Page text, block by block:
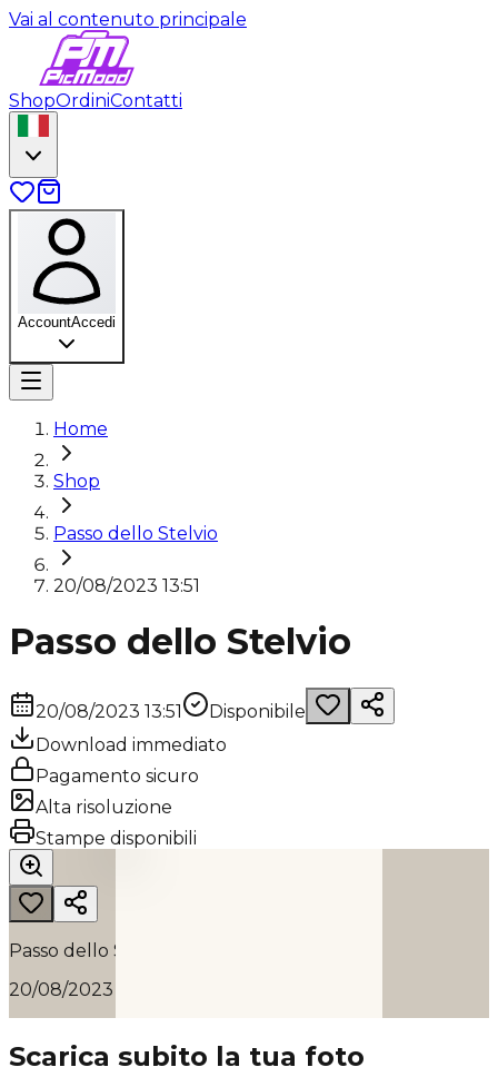
Vai al contenuto principale
ShopOrdiniContatti
AccountAccedi
Home
Shop
Passo dello Stelvio
20/08/2023 13:51
Passo dello Stelvio
20/08/2023 13:51
Disponibile
Download immediato
Pagamento sicuro
Alta risoluzione
Stampe disponibili
Passo dello Stelvio
20/08/2023 13:51
Scarica subito la tua foto